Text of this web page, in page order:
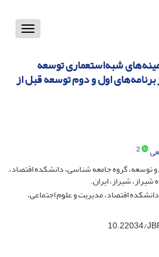
Toggle
شبه‌استعماری توسعه
برنامه‌های اول و دوم توسعه قبل از
2
گروه جامعه شناسی، دانشکده اقتصاد،
شیراز، ایران.
اقتصاد، مدیریت و علوم اجتماعی،
10.22034/